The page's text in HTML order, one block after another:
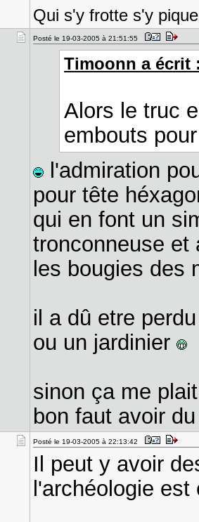
Qui s'y frotte s'y
Posté le 19-03-2005 à 21:51:55
Timoonn a écrit
Alors le truc
embouts
l'admiration
pour tête
qui en font un
tronconneuse et
les bougies des
il a dû etre
ou un jardinier
sinon ça me
bon faut avoir
Posté le 19-03-2005 à 22:13:42
Il peut y avoir
l'archéologie